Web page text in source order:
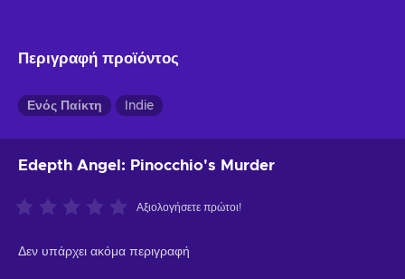
Περιγραφή προϊόντος
Ενός Παίκτη Indie
Edepth Angel: Pinocchio's Murder
Αξιολογήσετε πρώτοι!
Δεν υπάρχει ακόμα περιγραφή